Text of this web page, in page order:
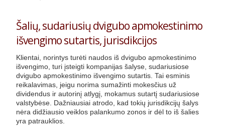
Šalių, sudariusių dvigubo apmokestinimo
išvengimo sutartis, jurisdikcijos
Klientai, norintys turėti naudos iš dvigubo apmokestinimo
išvengimo, turi įsteigti kompanijas šalyse, sudariusiose
dvigubo apmokestinimo išvengimo sutartis. Tai esminis
reikalavimas, jeigu norima sumažinti mokesčius už
dividendus ir autorinį atlygį, mokamus sutartį sudariusiose
valstybėse. Dažniausiai atrodo, kad tokių jurisdikcijų šalys
nėra didžiausio veiklos palankumo zonos ir dėl to iš šalies
yra patrauklios.